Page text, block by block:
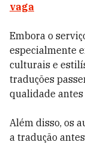
vaga
Embora o
especialmente
culturais e
traduções
qualidade antes
Além disso, os
a tradução